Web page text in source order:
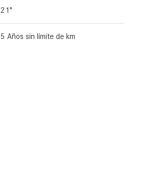
21"​
5 Años sin límite de km​